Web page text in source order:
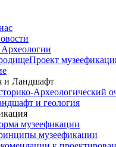
Проект
и Ландшафт
Археологический
и геология
музеефикации
музеефикации